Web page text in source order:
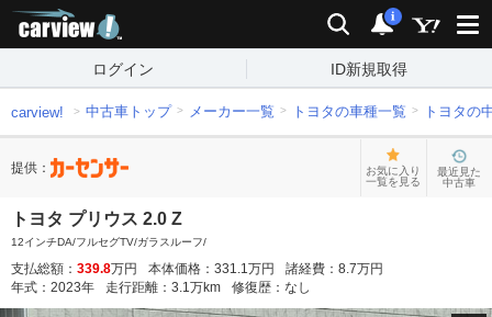
検索 通知
i
ログイン ID新規取得
carview! 中古車トップ メーカー一覧 トヨタの車種一覧 トヨタの
提供：
お気に入り
一覧を見る
最近見た
中古車
トヨタ プリウス 2.0 Z
12インチDA/フルセグTV/ガラスルーフ/
支払総額： 339.8万円 本体価格： 331.1万円 諸経費： 8.7万円
年式： 2023年 走行距離： 3.1万km 修復歴： なし